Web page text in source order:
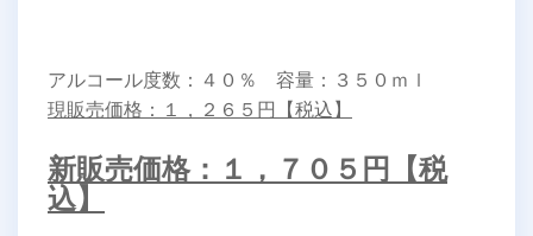
アルコール度数：４０％ 容量：３５０ｍｌ
現販売価格：１，２６５円【税込】
新販売価格：１，７０５円【税
込】